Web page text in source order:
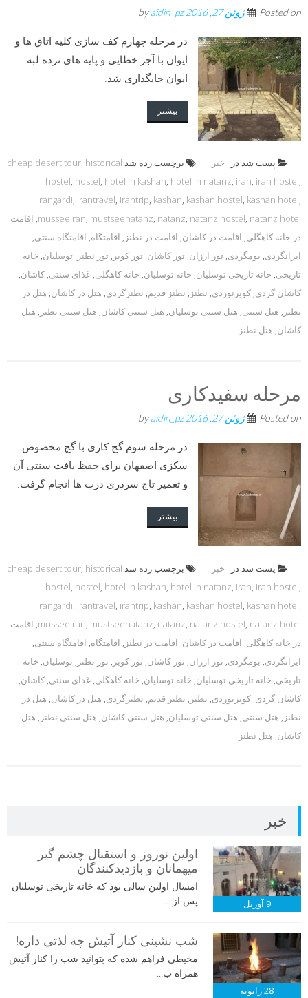
Posted on ژوئن 27, 2016 by
aidin_pz
در مرحله چهارم کف سازی کلیه اتاق ها و
ایوان با آجر خطایی و پایه های نرده لبه
ایوان جایگذاری شد.
بیشتر
پست شد در : خبر برچسب زده شد cheap desert tour, historical
hostel, hostel, hotel in kashan, hotel in natanz, iran, iran hostel,
irangardi, irantravel, irantrip, kashan, kashan hostel, kashan hotel,
musseeiran, mustseenatanz, natanz, natanz hostel, natanz hotel
, اقامت
در خانه کاهگلی, اقامت در کاشان, اقامت در نطنز , اقامتگاه, اقامتگاه سنتی,
ایرانگردی, بومگردی, تور ارزان, تور کاشان, تور کویر , تور نطنز , توسلیان, خانه
تاریخی, خانه تاریخی توسلیان, خانه توسلیان, خانه کاهگلی, غذای سنتی, کاشان,
کاشان گردی, کویرنوردی, نطنز , نطنز قدیم, نطنزگردی, هتل در کاشان, هتل در
نطنز , هتل سنتی, هتل سنتی توسلیان, هتل سنتی کاشان, هتل سنتی نطنز , هتل
کاشان, هتل نطنز
مرحله سفیدکاری
Posted on ژوئن 27, 2016 by
aidin_pz
در مرحله سوم گچ کاری با گچ مخصوص
سکزی اصفهان برای حفظ بافت سنتی آن
و تعمیر تاج سردری درب ها انجام گرفت.
بیشتر
پست شد در : خبر برچسب زده شد cheap desert tour, historical
hostel, hostel, hotel in kashan, hotel in natanz, iran, iran hostel,
irangardi, irantravel, irantrip, kashan, kashan hostel, kashan hotel,
musseeiran, mustseenatanz, natanz, natanz hostel, natanz hotel
, اقامت
در خانه کاهگلی, اقامت در کاشان, اقامت در نطنز , اقامتگاه, اقامتگاه سنتی,
ایرانگردی, بومگردی, تور ارزان, تور کاشان, تور کویر , تور نطنز , توسلیان, خانه
تاریخی, خانه تاریخی توسلیان, خانه توسلیان, خانه کاهگلی, غذای سنتی, کاشان,
کاشان گردی, کویرنوردی, نطنز , نطنز قدیم, نطنزگردی, هتل در کاشان, هتل در
نطنز , هتل سنتی, هتل سنتی توسلیان, هتل سنتی کاشان, هتل سنتی نطنز , هتل
کاشان, هتل نطنز
خبر
9آوریل
اولین نوروز و استقبال چشم گیر
میهمانان و بازدیدکنندگان
امسال اولین سالی بود که خانه تاریخی توسلیان
پس از ...
28ژانویه
شب نشینی کنار آتیش چه لذتی داره!
محیطی فراهم شده که بتوانید شب را کنار آتیش
همراه ب...